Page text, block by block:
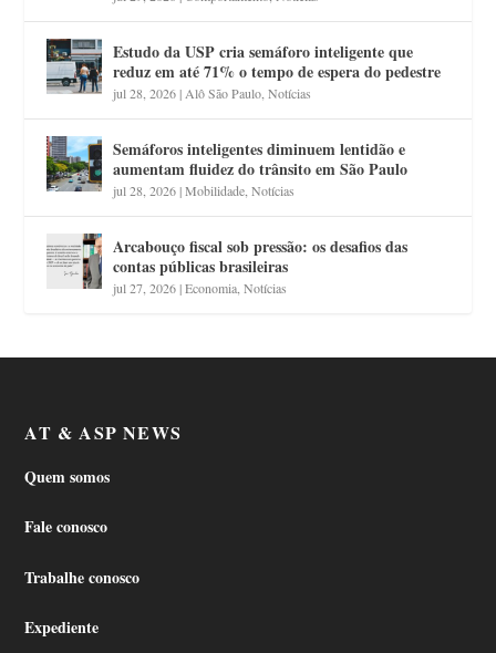
Estudo da USP cria semáforo inteligente que
reduz em até 71% o tempo de espera do pedestre
jul 28, 2026| Alô São Paulo ,Notícias
Semáforos inteligentes diminuem lentidão e
aumentam fluidez do trânsito em São Paulo
jul 28, 2026|Mobilidade ,Notícias
Arcabouço fiscal sob pressão: os desafios das
contas públicas brasileiras
jul 27, 2026|Economia ,Notícias
AT & ASP NEWS
Quem somos
Fale conosco
Trabalhe conosco
Expediente